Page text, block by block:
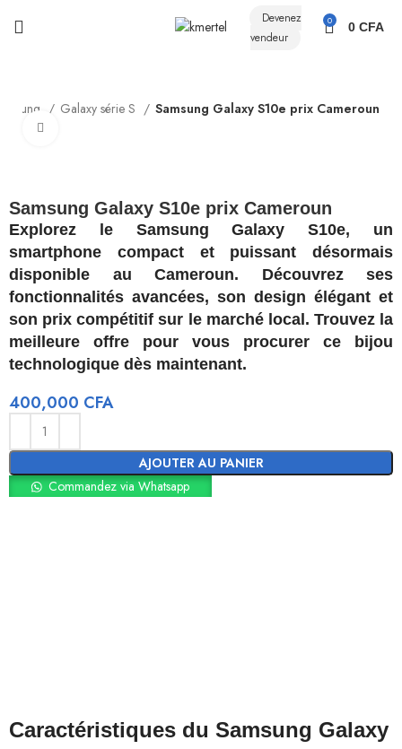
Devenez
vendeur
0 0 CFA
Galaxy série S Samsung Galaxy S10e prix Cameroun
Samsung Galaxy S10e prix Cameroun
Explorez le Samsung Galaxy S10e, un
smartphone compact et puissant désormais
disponible au Cameroun. Découvrez ses
fonctionnalités avancées, son design élégant et
son prix compétitif sur le marché local. Trouvez la
meilleure offre pour vous procurer ce bijou
technologique dès maintenant.
400,000 CFA
AJOUTER AU PANIER
Commandez via Whatsapp
Caractéristiques du Samsung Galaxy